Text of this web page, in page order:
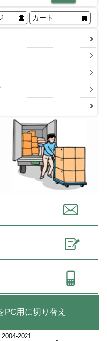
カート
PC用に切り替え
2021